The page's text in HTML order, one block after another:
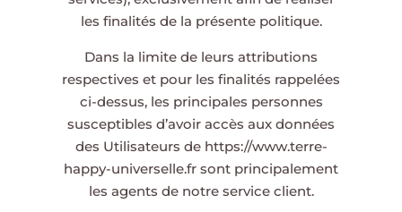
les finalités de la présente politique.
Dans la limite de leurs attributions
respectives et pour les finalités rappelées
ci-dessus, les principales personnes
susceptibles d’avoir accès aux données
des Utilisateurs de https://www.terre-
happy-universelle.fr sont principalement
les agents de notre service client.